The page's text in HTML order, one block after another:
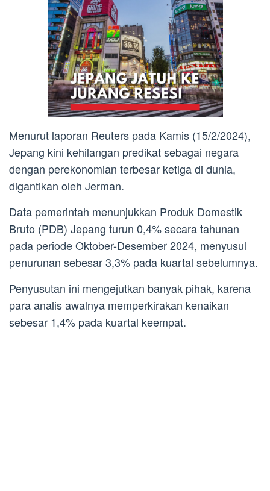
Menurut laporan Reuters pada Kamis (15/2/2024),
Jepang kini kehilangan predikat sebagai negara
dengan perekonomian terbesar ketiga di dunia,
digantikan oleh Jerman.
Data pemerintah menunjukkan Produk Domestik
Bruto (PDB) Jepang turun 0,4% secara tahunan
pada periode Oktober-Desember 2024, menyusul
penurunan sebesar 3,3% pada kuartal sebelumnya.
Penyusutan ini mengejutkan banyak pihak, karena
para analis awalnya memperkirakan kenaikan
sebesar 1,4% pada kuartal keempat.